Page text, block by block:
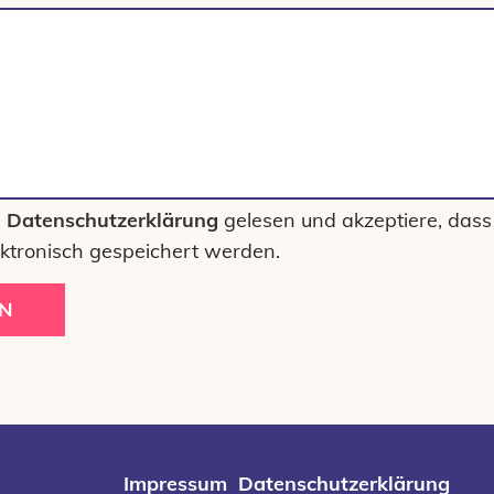
Datenschutzerklärung gelesen und akzeptiere, dass
gespeichert werden.
Impressum Datenschutzerklärung